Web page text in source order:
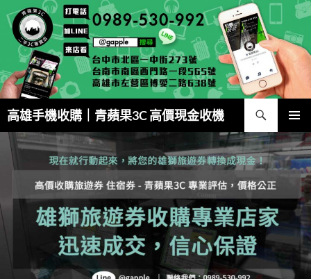
至
內
容
高雄手機收購｜青蘋果3C 高價現金收機
搜
尋
主要選單